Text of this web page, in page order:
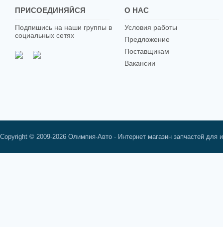
ПРИСОЕДИНЯЙСЯ
Подпишись на наши группы в
социальных сетях
О НАС
Условия работы
Предложение
Поставщикам
Вакансии
Copyright © 2009-2026 Олимпия-Авто - Интернет магазин запчастей для